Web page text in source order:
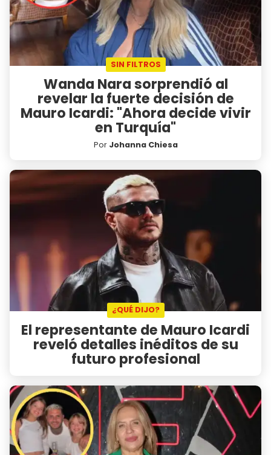
SIN FILTROS
Wanda Nara sorprendió al
revelar la fuerte decisión de
Mauro Icardi: "Ahora decide vivir
en Turquía"
Por Johanna Chiesa
¿QUÉ DIJO?
El representante de Mauro Icardi
reveló detalles inéditos de su
futuro profesional